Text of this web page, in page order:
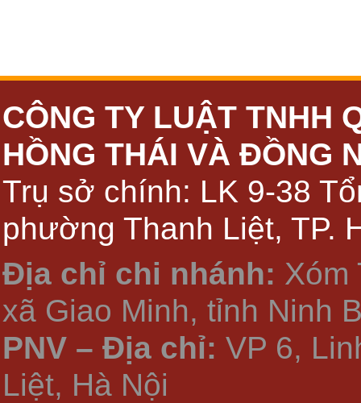
CÔNG TY LUẬT TNHH
HỒNG THÁI VÀ ĐỒNG
Trụ sở chính: LK 9-38
phường Thanh Liệt, TP.
Địa chỉ chi nhánh: Xóm
xã Giao Minh, tỉnh Ninh
PNV – Địa chỉ: VP 6,
Liệt, Hà Nội